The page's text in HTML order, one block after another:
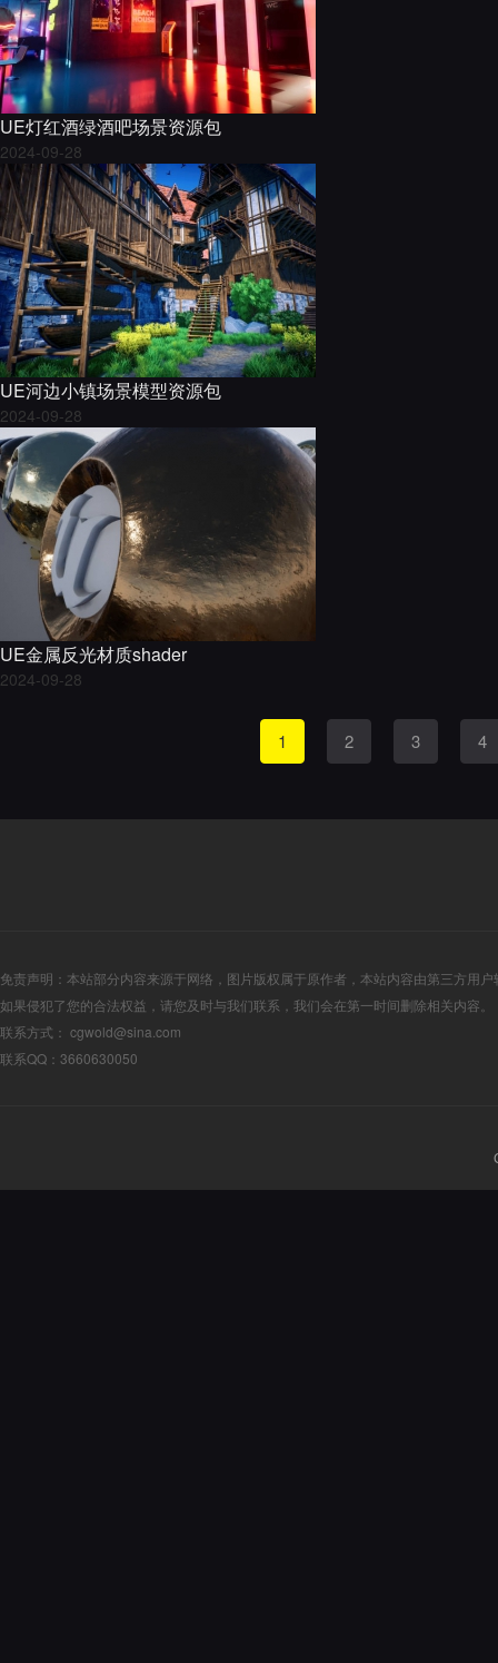
UE灯红酒绿酒吧场景资源包
2024-09-28
UE河边小镇场景模型资源包
2024-09-28
UE金属反光材质shader
2024-09-28
1 2 3 4
下
免责声明：本站部分内容来源于网络，图片版权属于原作者，本站内容由第三方用
如果侵犯了您的合法权益，请您及时与我们联系，我们会在第一时间删除相关内容。
联系方式： cgwold@sina.com
联系QQ：3660630050